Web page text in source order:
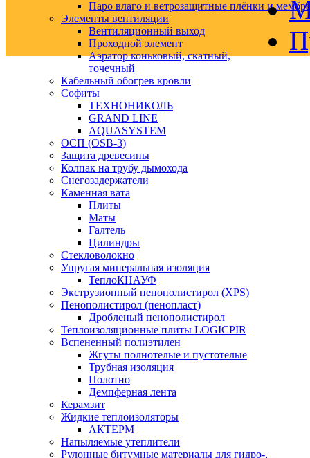
Паро влаго и ветрозащитные плёнки и
Элементы вентиляции
Вентиляционный выход
Проходной элемент
Аэратор коньковый, скатный,
точечный
Кабельный обогрев кровли
Софиты
ТЕХНОНИКОЛЬ
GRAND LINE
AQUASYSTEM
ОСП (OSB-3)
Защита древесины
Колпак на трубу дымохода
Снегозадержатели
Каменная вата
Плиты
Маты
Галтель
Цилиндры
Стекловолокно
Упругая минеральная изоляция
ТеплоКНАУФ
Экструзионный пенополистирол (XPS)
Пенополистирол (пенопласт)
Дробленый пенополистирол
Теплоизоляционные плиты LOGICPIR
Вспененный полиэтилен
Жгуты полнотелые и пустотелые
Трубная изоляция
Полотно
Демпферная лента
Керамзит
Жидкие теплоизоляторы
АКТЕРМ
Напыляемые утеплители
Рулонные битумные материалы для гидро-,